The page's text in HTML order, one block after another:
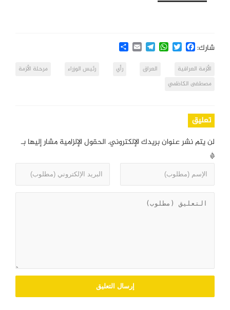
شارك: Facebook
Twitter
WhatsApp
Telegram
Email
Share
الأزمة العراقية العراق رأي رئيس الوزراء
مرحلة الأزمة
مصطفى الكاظمي
تعليق
لن يتم نشر عنوان بريدك الإلكتروني. الحقول الإلزامية مشار إليها بـ
*